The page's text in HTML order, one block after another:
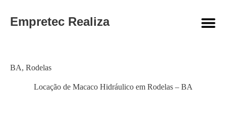
Empretec Realiza
Locação de Macaco Hidráulico em Rodelas – BA
Category
BA, Rodelas